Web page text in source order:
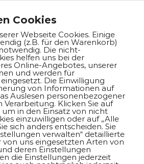
Modelle
Cookies
Webseite Cookies. Einige
(z.B. für den Warenkorb)
Die nicht-
helfen uns bei der
Online-Angebotes, unserer
und werden für
Die Einwilligung
von Informationen auf
Auslesen personenbezogener
Verarbeitung. Klicken Sie auf
um in den Einsatz von nicht
einzuwilligen oder auf „Alle
sich anders entscheiden. Sie
verwalten“ detaillierte
uns eingesetzten Arten von
deren Einstellungen
die Einstellungen jederzeit